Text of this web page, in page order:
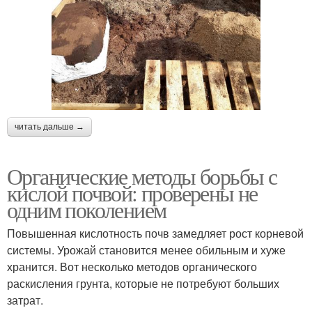
читать дальше →
Органические методы борьбы с
кислой почвой: проверены не
одним поколением
Повышенная кислотность почв замедляет рост корневой
системы. Урожай становится менее обильным и хуже
хранится. Вот несколько методов органического
раскисления грунта, которые не потребуют больших
затрат.